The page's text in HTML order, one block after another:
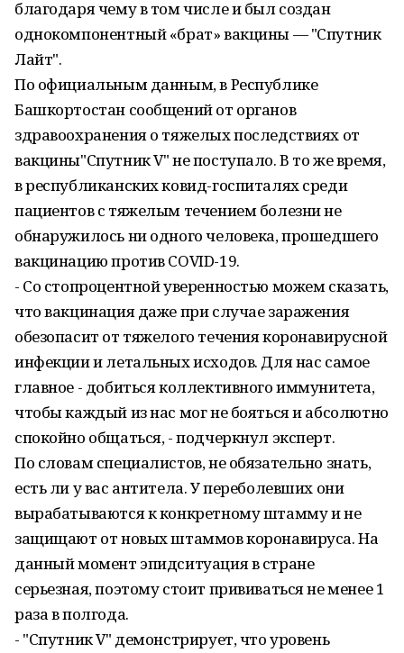
благодаря чему в том числе и был создан
однокомпонентный «брат» вакцины — "Спутник
Лайт".
По официальным данным, в Республике
Башкортостан сообщений от органов
здравоохранения о тяжелых последствиях от
вакцины"Спутник V" не поступало. В то же время,
в республиканских ковид-госпиталях среди
пациентов с тяжелым течением болезни не
обнаружилось ни одного человека, прошедшего
вакцинацию против COVID-19.
- Со стопроцентной уверенностью можем сказать,
что вакцинация даже при случае заражения
обезопасит от тяжелого течения коронавирусной
инфекции и летальных исходов. Для нас самое
главное - добиться коллективного иммунитета,
чтобы каждый из нас мог не бояться и абсолютно
спокойно общаться, - подчеркнул эксперт.
По словам специалистов, не обязательно знать,
есть ли у вас антитела. У переболевших они
вырабатываются к конкретному штамму и не
защищают от новых штаммов коронавируса. На
данный момент эпидситуация в стране
серьезная, поэтому стоит прививаться не менее 1
раза в полгода.
- "Спутник V" демонстрирует, что уровень